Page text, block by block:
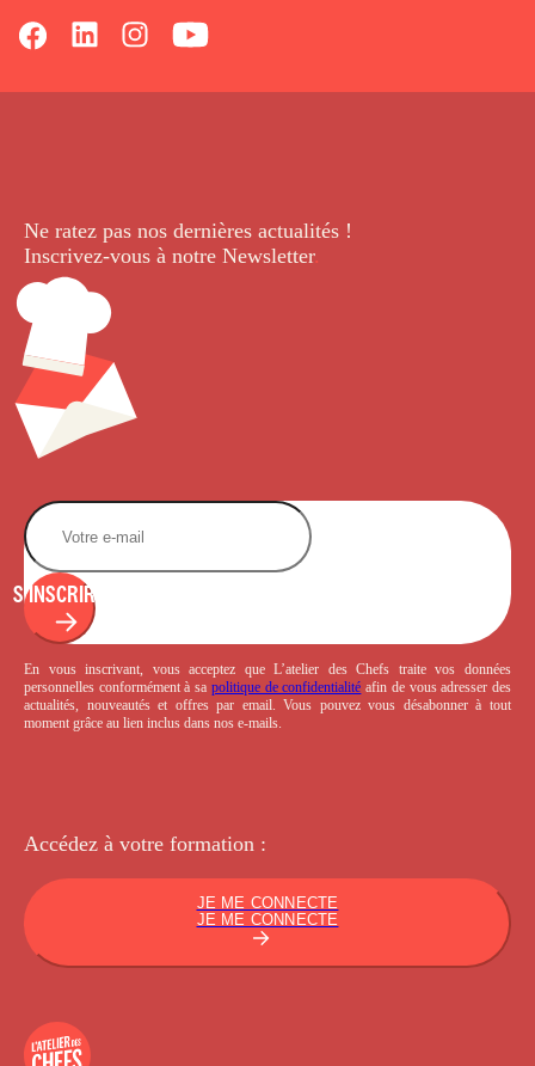
Ne ratez pas nos dernières actualités !
Inscrivez-vous à notre Newsletter.
S'INSCRIRE
En vous inscrivant, vous acceptez que L’atelier des Chefs traite vos données
personnelles conformément à sa politique de confidentialité afin de vous adresser des
actualités, nouveautés et offres par email. Vous pouvez vous désabonner à tout
moment grâce au lien inclus dans nos e-mails.
Accédez à votre formation :
JE ME CONNECTE
JE ME CONNECTE